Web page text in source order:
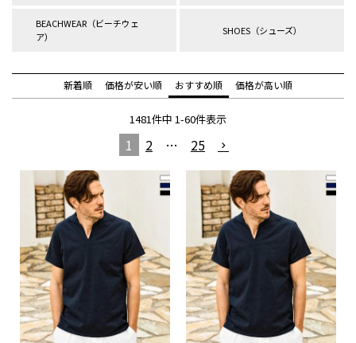
BEACHWEAR（ビーチウェ
ア）
SHOES（シューズ）
新着順 価格が安い順 おすすめ順 価格が高い順
1481件中 1-60件表示
1 2 … 25